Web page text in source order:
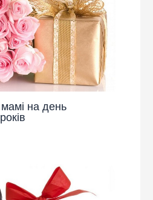
на день